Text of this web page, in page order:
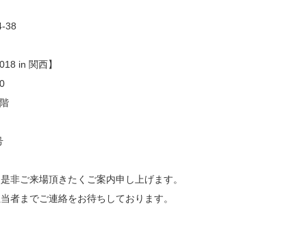
38
in 関西】
非ご来場頂きたくご案内申し上げます。
者までご連絡をお待ちしております。